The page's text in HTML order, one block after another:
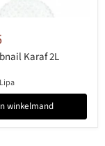
Karaf 2L
winkelmand